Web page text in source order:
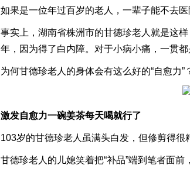
如果是一位年过百岁的老人，一辈子能不去
事实上，湖南省株洲市的甘德珍老人就是这
年，因为得了白内障。对于小病小痛，一贯
为何甘德珍老人的身体会有这么好的“自愈力
激发自愈力一碗姜茶每天喝就行了
103岁的甘德珍老人虽满头白发，但修剪得很
甘德珍老人的儿媳笑着把“补品”端到笔者面前